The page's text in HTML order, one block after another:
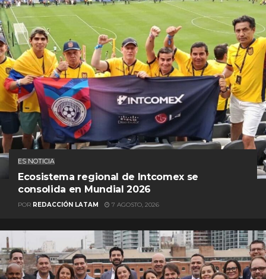
ES NOTICIA
Ecosistema regional de Intcomex se
consolida en Mundial 2026
POR REDACCIÓN LATAM 7 AGOSTO, 2026